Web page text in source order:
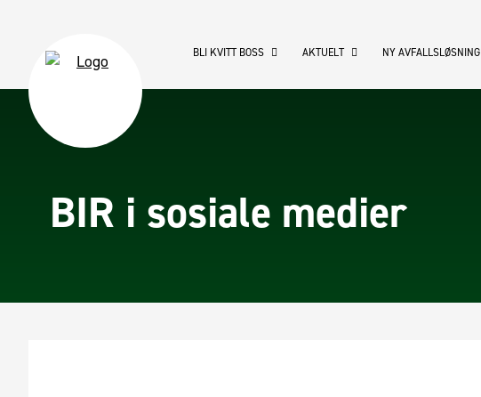
BLI KVITT BOSS AKTUELT NY AVFALLSLØSNING
BIR i sosiale medier